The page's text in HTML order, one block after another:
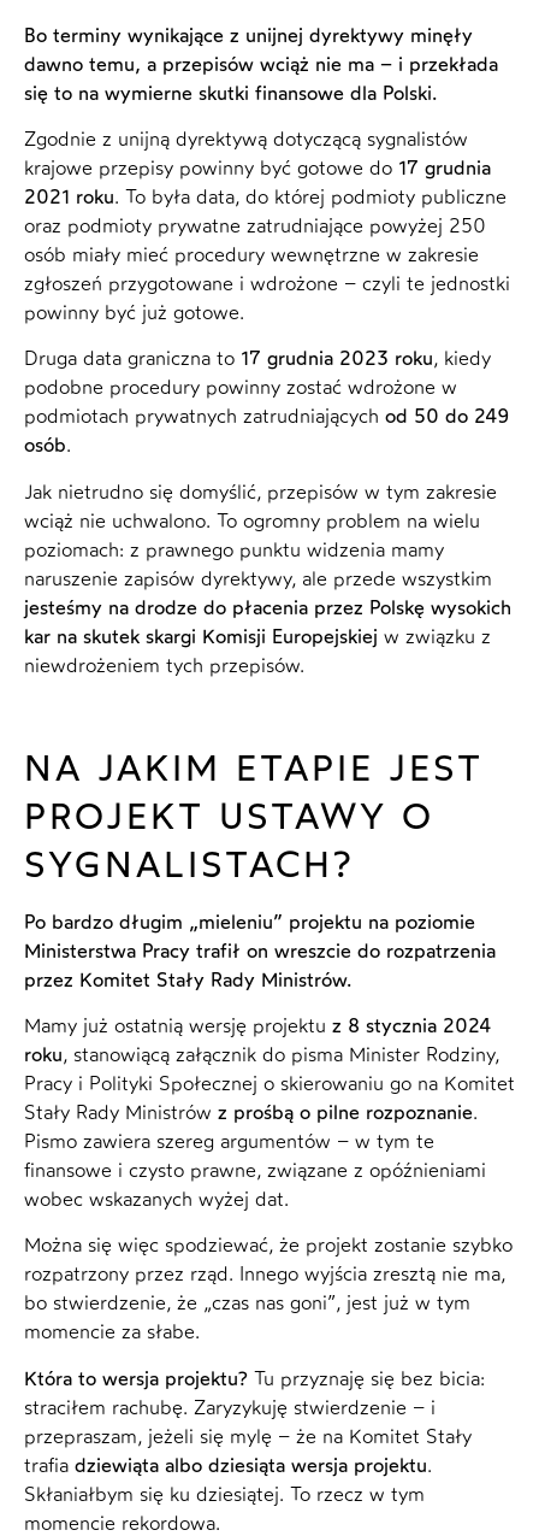
Bo terminy wynikające z unijnej dyrektywy minęły
dawno temu, a przepisów wciąż nie ma – i przekłada
się to na wymierne skutki finansowe dla Polski.
Zgodnie z unijną dyrektywą dotyczącą sygnalistów
krajowe przepisy powinny być gotowe do 17 grudnia
2021 roku. To była data, do której podmioty publiczne
oraz podmioty prywatne zatrudniające powyżej 250
osób miały mieć procedury wewnętrzne w zakresie
zgłoszeń przygotowane i wdrożone – czyli te jednostki
powinny być już gotowe.
Druga data graniczna to 17 grudnia 2023 roku, kiedy
podobne procedury powinny zostać wdrożone w
podmiotach prywatnych zatrudniających od 50 do 249
osób.
Jak nietrudno się domyślić, przepisów w tym zakresie
wciąż nie uchwalono. To ogromny problem na wielu
poziomach: z prawnego punktu widzenia mamy
naruszenie zapisów dyrektywy, ale przede wszystkim
jesteśmy na drodze do płacenia przez Polskę wysokich
kar na skutek skargi Komisji Europejskiej w związku z
niewdrożeniem tych przepisów.
NA JAKIM ETAPIE JEST
PROJEKT USTAWY O
SYGNALISTACH?
Po bardzo długim „mieleniu” projektu na poziomie
Ministerstwa Pracy trafił on wreszcie do rozpatrzenia
przez Komitet Stały Rady Ministrów.
Mamy już ostatnią wersję projektu z 8 stycznia 2024
roku, stanowiącą załącznik do pisma Minister Rodziny,
Pracy i Polityki Społecznej o skierowaniu go na Komitet
Stały Rady Ministrów z prośbą o pilne rozpoznanie.
Pismo zawiera szereg argumentów – w tym te
finansowe i czysto prawne, związane z opóźnieniami
wobec wskazanych wyżej dat.
Można się więc spodziewać, że projekt zostanie szybko
rozpatrzony przez rząd. Innego wyjścia zresztą nie ma,
bo stwierdzenie, że „czas nas goni”, jest już w tym
momencie za słabe.
Która to wersja projektu? Tu przyznaję się bez bicia:
straciłem rachubę. Zaryzykuję stwierdzenie – i
przepraszam, jeżeli się mylę – że na Komitet Stały
trafia dziewiąta albo dziesiąta wersja projektu.
Skłaniałbym się ku dziesiątej. To rzecz w tym
momencie rekordowa.